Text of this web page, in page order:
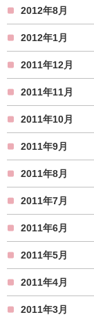
2012年8月
2012年1月
2011年12月
2011年11月
2011年10月
2011年9月
2011年8月
2011年7月
2011年6月
2011年5月
2011年4月
2011年3月